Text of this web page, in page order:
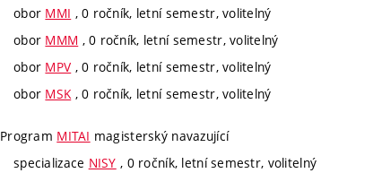
obor MMI , 0 ročník, letní semestr, volitelný
obor MMM , 0 ročník, letní semestr, volitelný
obor MPV , 0 ročník, letní semestr, volitelný
obor MSK , 0 ročník, letní semestr, volitelný
Program MITAI magisterský navazující
specializace NISY , 0 ročník, letní semestr, volitelný